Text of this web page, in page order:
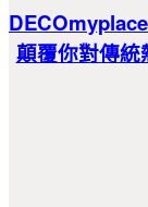
顛覆你對傳統